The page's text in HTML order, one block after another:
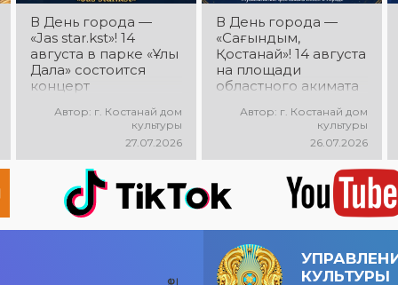
В День города —
«Jas star.kst»! 14
августа в парке «Ұлы
Дала» состоится
концерт
городского
конкурса «Jas
star.kst»! Вас ждут
яркие выступления
молодых талантов,
современные песни,
мощная энергия и
Автор: г. Костанай дом
культуры
27.07.2026
В День города —
«Сағындым,
Қостанай»! 14 августа
на площади
областного акимата
музыкальный
фестиваль песен о
городе «Сағындым,
Қостанай»! Вас ждут
прекрасные песни о
родном городе,
яркие выступления и
праздничная
атмосфера!
Автор: г. Костанай дом
культуры
26.07.2026
КУЛЬТУРЫ